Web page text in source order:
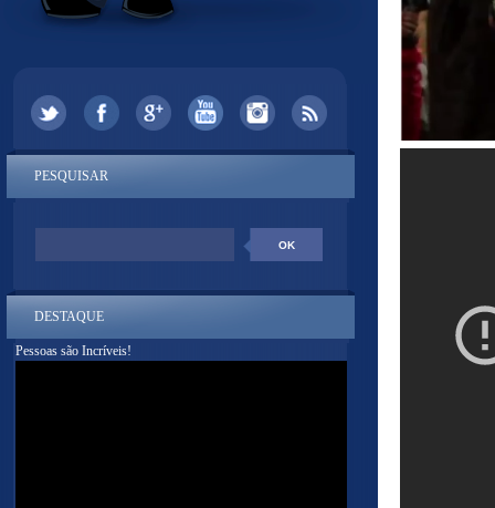
PESQUISAR
DESTAQUE
Pessoas são Incríveis!